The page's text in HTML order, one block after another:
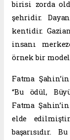
birisi zorda
şehridir.
kentidir.
insanı
örnek bir
Fatma
“Bu ödül,
Fatma
elde
başarısıdır.